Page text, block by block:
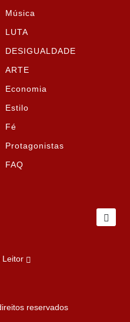
Música
LUTA
DESIGUALDADE
ARTE
Economia
Estilo
Fé
Protagonistas
FAQ
Leitor
reservados
melhorar sua experiência